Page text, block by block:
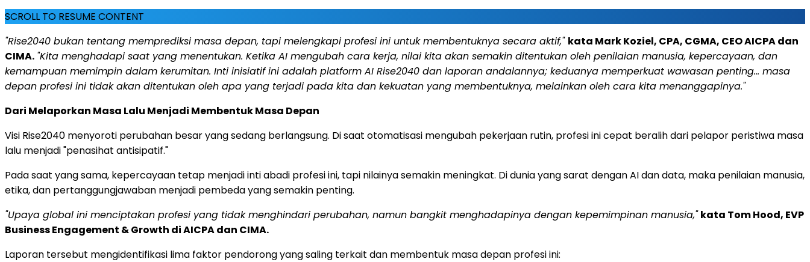
SCROLL TO RESUME CONTENT
"Rise2040 bukan tentang memprediksi masa depan, tapi melengkapi profesi ini untuk membentuknya secara aktif," kata Mark Koziel, CPA, CGMA, CEO AICPA dan
CIMA. "Kita menghadapi saat yang menentukan. Ketika AI mengubah cara kerja, nilai kita akan semakin ditentukan oleh penilaian manusia, kepercayaan, dan
kemampuan memimpin dalam kerumitan. Inti inisiatif ini adalah platform AI Rise2040 dan laporan andalannya; keduanya memperkuat wawasan penting… masa
depan profesi ini tidak akan ditentukan oleh apa yang terjadi pada kita dan kekuatan yang membentuknya, melainkan oleh cara kita menanggapinya."
Dari Melaporkan Masa Lalu Menjadi Membentuk Masa Depan
Visi Rise2040 menyoroti perubahan besar yang sedang berlangsung. Di saat otomatisasi mengubah pekerjaan rutin, profesi ini cepat beralih dari pelapor peristiwa masa
lalu menjadi "penasihat antisipatif."
Pada saat yang sama, kepercayaan tetap menjadi inti abadi profesi ini, tapi nilainya semakin meningkat. Di dunia yang sarat dengan AI dan data, maka penilaian manusia,
etika, dan pertanggungjawaban menjadi pembeda yang semakin penting.
"Upaya global ini menciptakan profesi yang tidak menghindari perubahan, namun bangkit menghadapinya dengan kepemimpinan manusia," kata Tom Hood, EVP
Business Engagement & Growth di AICPA dan CIMA.
Laporan tersebut mengidentifikasi lima faktor pendorong yang saling terkait dan membentuk masa depan profesi ini: